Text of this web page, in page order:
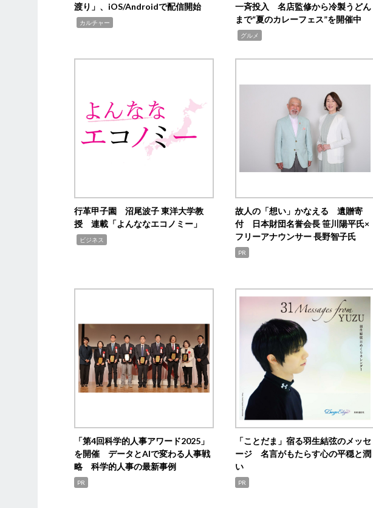
渡り」、iOS/Androidで配信開始
カルチャー
一斉投入 名店監修から冷製うどん
まで“夏のカレーフェス”を開催中
グルメ
行革甲子園 沼尾波子 東洋大学教
授 連載「よんななエコノミー」
ビジネス
故人の「想い」かなえる 遺贈寄
付 日本財団名誉会長 笹川陽平氏×
フリーアナウンサー 長野智子氏
PR
「第4回科学的人事アワード2025」
を開催 データとAIで変わる人事戦
略 科学的人事の最新事例
PR
「ことだま」宿る羽生結弦のメッセ
ージ 名言がもたらす心の平穏と潤
い
PR